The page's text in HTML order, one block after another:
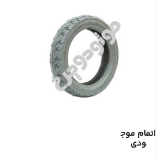
اتمام موج
ودی